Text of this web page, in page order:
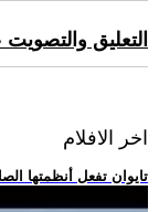
التعليق
اخر الافلام
.. تايوان تفعل أنظمتها